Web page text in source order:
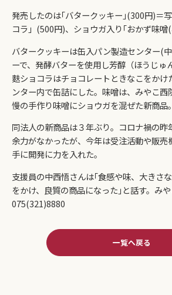
発売したのは｢バタークッキー｣(300円)＝
コラ」(500円)、ショウガ入り｢おかず味噌(
バタークッキーは缶入パン製造センター(
ーで、発酵バターを使用し芳醇（ほうじゅ
麩ショコラはチョコレートときなこをかけ
ンター内で缶詰にした。味噌は、みやこ
慢の手作り味噌にショウガを混ぜた新商品。
同法人の新商品は３年ぶり。コロナ禍の昨
余力がなかったが、今年は受注活動や販
手に開発に力を入れた。
支援員の中西悟さんは｢食感や味、大きさ
をかけ、良質の商品になった｣と話す。み
075(321)8880
一覧へ戻る